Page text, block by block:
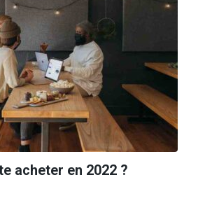
acheter en 2022 ?